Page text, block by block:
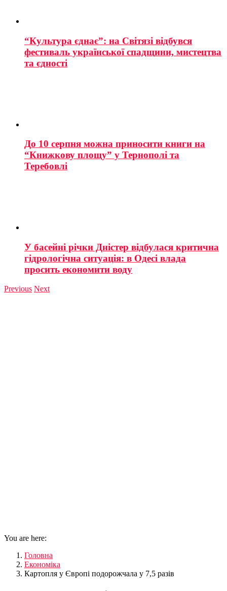
“Культура єднає”: на Світязі відбувся
фестиваль української спадщини, мистецтва
та єдності
До 10 серпня можна приносити книги на
“Книжкову площу” у Тернополі та
Теребовлі
У басейні річки Дністер відбулася критична
гідрологічна ситуація: в Одесі влада
просить економити воду
Previous Next
You are here:
Головна
Економіка
Картопля у Європі подорожчала у 7,5 разів